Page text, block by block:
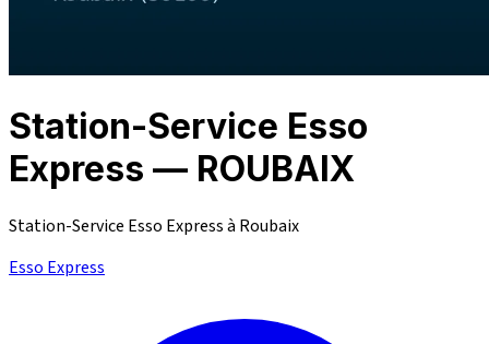
Station-Service Esso
Express — ROUBAIX
Station-Service Esso Express à Roubaix
Esso Express